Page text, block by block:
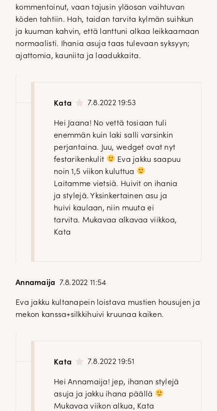
kommentoinut, vaan tajusin yläosan vaihtuvan
köden tahtiin. Hah, taidan tarvita kylmän suihkun
ja kuuman kahvin, että lanttuni alkaa leikkaamaan
normaalisti. Ihania asuja taas tulevaan syksyyn;
ajattomia, kauniita ja laadukkaita.
Kata 7.8.2022 19:53
Hei Jaana! No vettä tosiaan tuli
enemmän kuin laki salli varsinkin
perjantaina. Juu, wedget ovat nyt
festarikenkulit
Eva jakku saapuu
noin 1,5 viikon kuluttua
Laitamme vietsiä. Huivit on ihania
ja stylejä. Yksinkertainen asu ja
huivi kaulaan, niin muuta ei
tarvita. Mukavaa alkavaa viikkoa,
Kata
Annamaija 7.8.2022 11:54
Eva jakku kultanapein loistava mustien housujen ja
mekon kanssa+silkkihuivi kruunaa kaiken.
Kata 7.8.2022 19:51
Hei Annamaija! jep, ihanan stylejä
asuja ja jakku ihana päällä
Mukavaa viikon alkua, Kata